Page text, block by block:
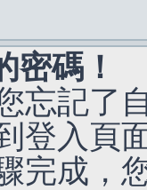
密碼！
忘記了
登入頁
完成，